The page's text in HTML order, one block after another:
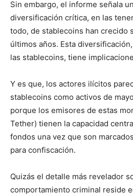
Sin embargo, el informe señala
diversificación crítica, en las
todo, de stablecoins han crecido
últimos años. Esta
las stablecoins, tiene
Y es que, los actores ilícitos
stablecoins como activos de
porque los emisores de estas
Tether) tienen la capacidad
fondos una vez que son
para confiscación.
Quizás el detalle más revelador
comportamiento criminal reside